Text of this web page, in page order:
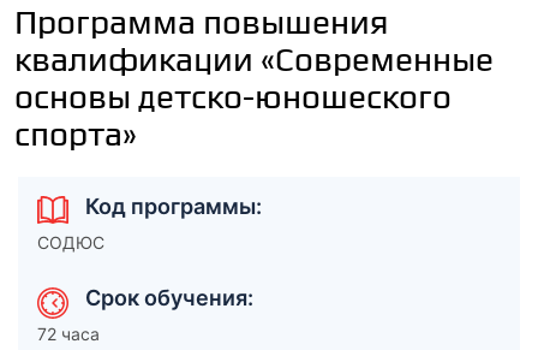
Программа повышения
квалификации «Современные
основы детско-юношеского
спорта»
Код программы:
СОДЮС
Срок обучения:
72 часа